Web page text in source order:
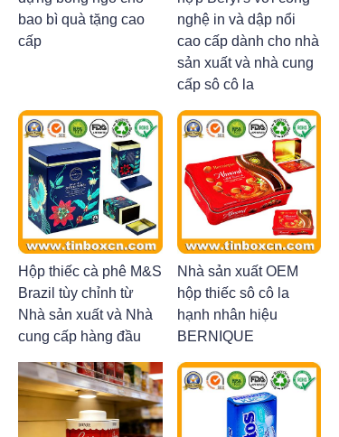
bao bì quà tặng cao
cấp
nghệ in và dập nổi
cao cấp dành cho nhà
sản xuất và nhà cung
cấp sô cô la
Hộp thiếc cà phê M&S
Brazil tùy chỉnh từ
Nhà sản xuất và Nhà
cung cấp hàng đầu
Nhà sản xuất OEM
hộp thiếc sô cô la
hạnh nhân hiệu
BERNIQUE